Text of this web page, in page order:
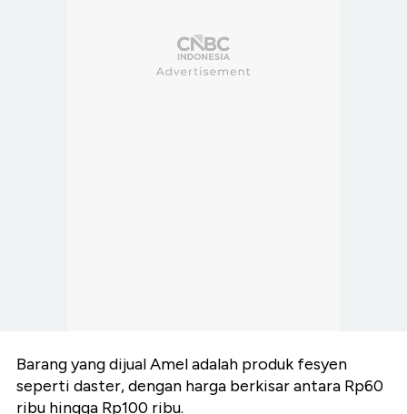
Barang yang dijual Amel adalah produk fesyen
seperti daster, dengan harga berkisar antara Rp60
ribu hingga Rp100 ribu.